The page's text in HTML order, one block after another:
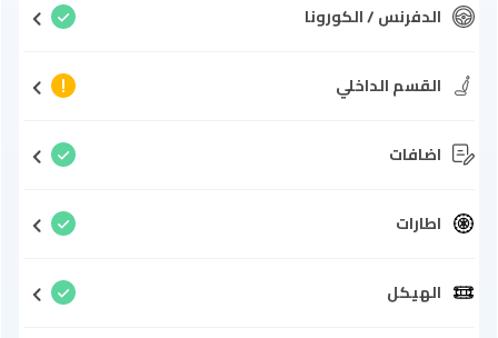
الدفرنس / الكورونا
القسم الداخلي
اضافات
اطارات
الهيكل